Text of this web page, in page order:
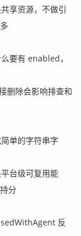
享资源，不做引
要有 enabled，
删除会影响排查和
单的字符串字
台级可复用能
分
反